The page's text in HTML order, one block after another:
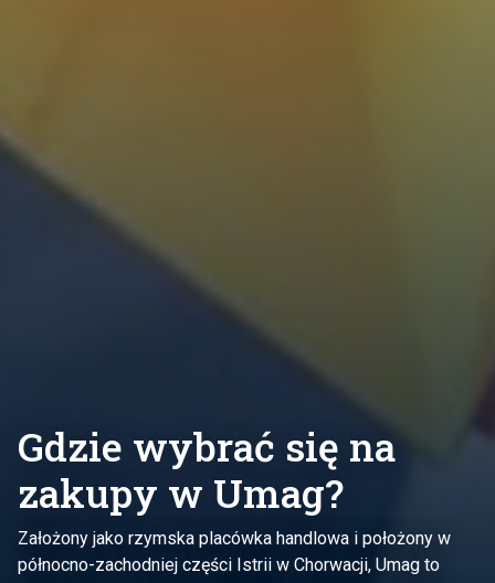
Gdzie wybrać się na
zakupy w Umag?
Założony jako rzymska placówka handlowa i położony w
północno-zachodniej części Istrii w Chorwacji, Umag to